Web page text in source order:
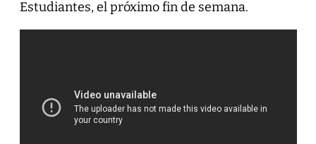
Estudiantes, el próximo fin de semana.